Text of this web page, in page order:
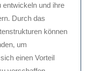
entwickeln und ihre
Durch das
können
um
einen Vorteil